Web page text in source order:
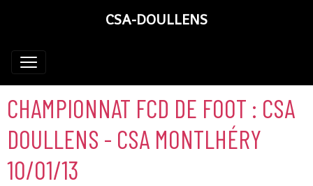
CSA-DOULLENS
CHAMPIONNAT FCD DE FOOT : CSA
DOULLENS - CSA MONTLHÉRY
10/01/13